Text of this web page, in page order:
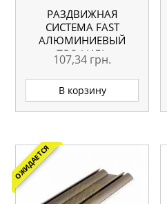
РАЗДВИЖНАЯ
СИСТЕМА FAST
АЛЮМИНИЕВЫЙ
ПРОФИЛЬ
107,34 грн.
В корзину
ОЖИДАЕТСЯ